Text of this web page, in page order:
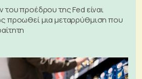
του προέδρου της Fed είναι
προωθεί μια μεταρρύθμιση που